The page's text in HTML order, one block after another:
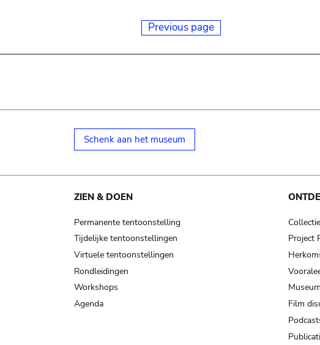
Previous page
Schenk aan het museum
ZIEN & DOEN
Permanente tentoonstelling
Tijdelijke tentoonstellingen
Virtuele tentoonstellingen
Rondleidingen
Workshops
Agenda
Project
Film